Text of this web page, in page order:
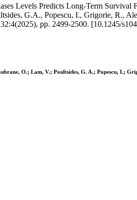
Levels Predicts Long-Term
G.A., Popescu, I., Grigorie,
pp. 2499-2500. [10.1245/
O.; Lam, V.; Poultsides, G. A.; Popescu,